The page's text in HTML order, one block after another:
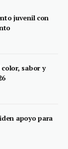
juvenil con
sabor y
apoyo para